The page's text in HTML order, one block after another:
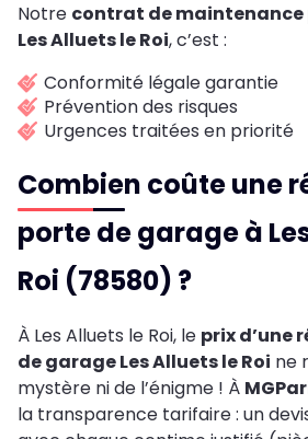
Notre contrat de
Les Alluets le Roi, c’est :
Conformité légale garantie
Prévention des risques
Urgences traitées en priorité
Combien coûte une
porte de garage à
Roi (78580) ?
À Les Alluets le Roi, le prix d’une
de garage Les Alluets le Roi ne
mystère ni de l’énigme ! À
la transparence tarifaire : un